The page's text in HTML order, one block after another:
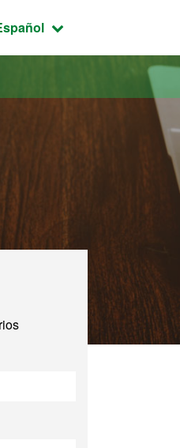
seleccionado: